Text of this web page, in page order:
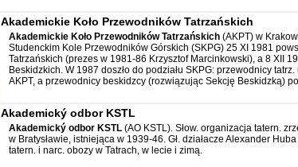
Akademickie Koło Przewodników Tatrzańskich
Akademickie Koło Przewodników Tatrzańskich (AKPT) w
Studenckim Kole Przewodników Górskich (SKPG) 25 XI 1981
Tatrzańskich (prezes w 1981-86 Krzysztof Marcinkowski), a 8 XII
Beskidzkich. W 1987 doszło do podziału SKPG: przewodnicy
AKPT, a przewodnicy beskidzcy (rozwiązując Sekcję Beskidzką)
Akademický odbor KSTL
Akademický odbor KSTL (AO KSTL). Słow. organizacja tatern.
w Bratysławie, istniejąca w 1939-46. Gł. działacze Alexander
tatern. i narc. obozy w Tatrach, w lecie i zimą.